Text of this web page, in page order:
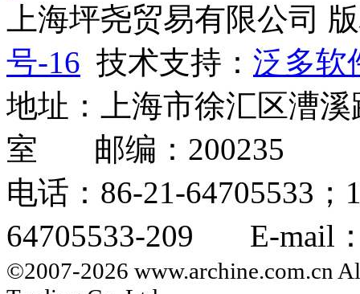
上海坪尧贸易有限公司
号-16 技术支持： 泛多软
地址：上海市徐汇区漕
室 邮编：200235
电话：86-21-64705533
64705533-209 E-mail：
©2007-2026 www.archine.com.cn